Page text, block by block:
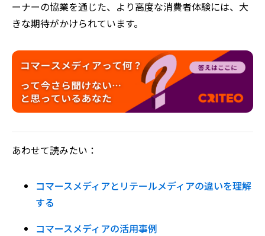
ーナーの協業を通じた、より高度な消費者体験には、大
きな期待がかけられています。
あわせて読みたい：
コマースメディアとリテールメディアの違いを理解
する
コマースメディアの活用事例